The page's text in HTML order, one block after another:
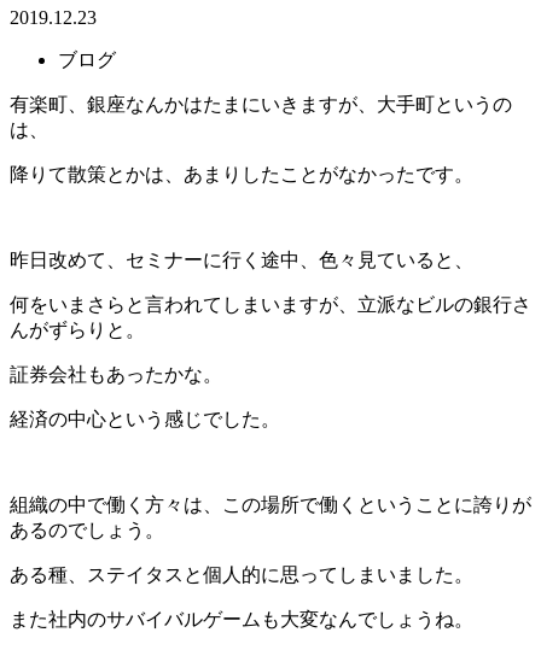
2019.12.23
ブログ
有楽町、銀座なんかはたまにいきますが、大手町というの
は、
降りて散策とかは、あまりしたことがなかったです。
昨日改めて、セミナーに行く途中、色々見ていると、
何をいまさらと言われてしまいますが、立派なビルの銀行さ
んがずらりと。
証券会社もあったかな。
経済の中心という感じでした。
組織の中で働く方々は、この場所で働くということに誇りが
あるのでしょう。
ある種、ステイタスと個人的に思ってしまいました。
また社内のサバイバルゲームも大変なんでしょうね。